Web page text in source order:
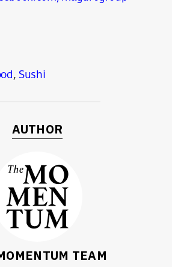
,Sushi
AUTHOR
TEAM